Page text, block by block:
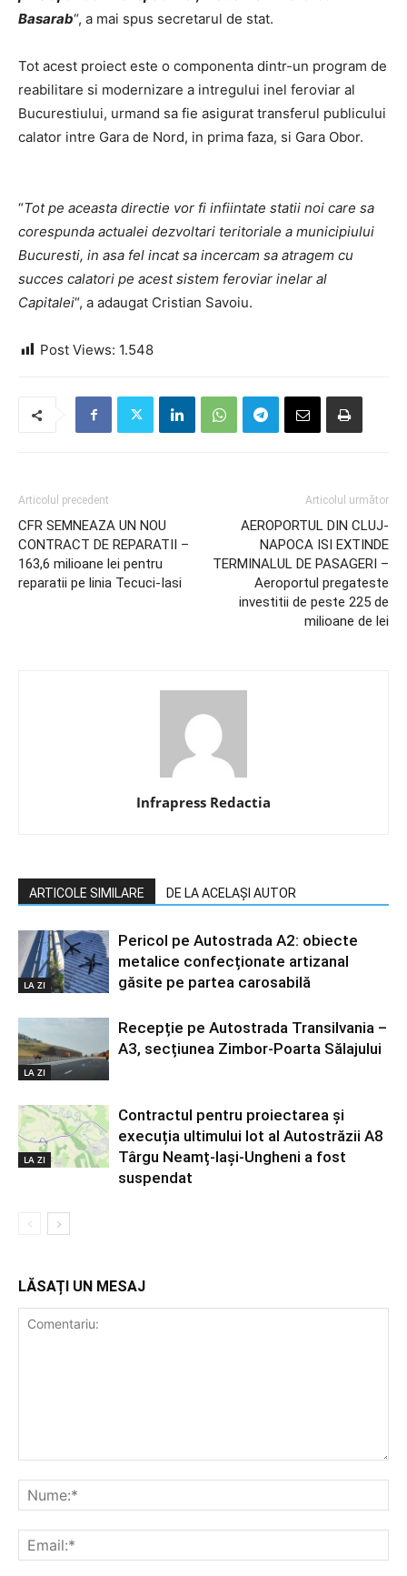
Basarab“, a mai spus secretarul de stat.
Tot acest proiect este o componenta dintr-un program de
reabilitare si modernizare a intregului inel feroviar al
Bucurestiului, urmand sa fie asigurat transferul publicului
calator intre Gara de Nord, in prima faza, si Gara Obor.
“Tot pe aceasta directie vor fi infiintate statii noi care sa
corespunda actualei dezvoltari teritoriale a municipiului
Bucuresti, in asa fel incat sa incercam sa atragem cu
succes calatori pe acest sistem feroviar inelar al
Capitalei“, a adaugat Cristian Savoiu.
Post Views: 1.548
Articolul precedent
CFR SEMNEAZA UN NOU
CONTRACT DE REPARATII –
163,6 milioane lei pentru
reparatii pe linia Tecuci-Iasi
Articolul următor
AEROPORTUL DIN CLUJ-
NAPOCA ISI EXTINDE
TERMINALUL DE PASAGERI –
Aeroportul pregateste
investitii de peste 225 de
milioane de lei
Infrapress Redactia
ARTICOLE SIMILARE DE LA ACELAȘI AUTOR
LA ZI
Pericol pe Autostrada A2: obiecte
metalice confecționate artizanal
găsite pe partea carosabilă
LA ZI
Recepție pe Autostrada Transilvania –
A3, secțiunea Zimbor-Poarta Sălajului
LA ZI
Contractul pentru proiectarea și
execuția ultimului lot al Autostrăzii A8
Târgu Neamț-Iași-Ungheni a fost
suspendat
LĂSAȚI UN MESAJ